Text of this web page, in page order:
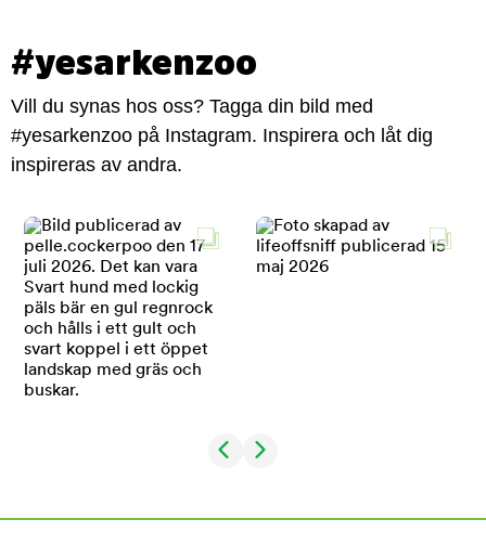
#yesarkenzoo
Vill du synas hos oss? Tagga din bild med
#yesarkenzoo på Instagram. Inspirera och låt dig
inspireras av andra.